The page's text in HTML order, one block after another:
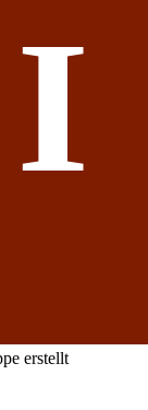
I
erstellt